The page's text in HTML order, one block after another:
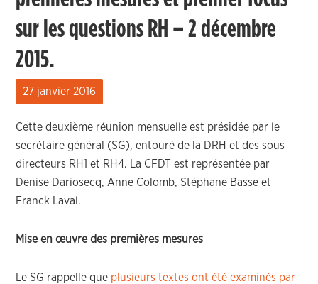
sur les questions RH – 2 décembre
2015.
27 janvier 2016
Cette deuxième réunion mensuelle est présidée par le
secrétaire général (SG), entouré de la DRH et des sous
directeurs RH1 et RH4. La CFDT est représentée par
Denise Dariosecq, Anne Colomb, Stéphane Basse et
Franck Laval.
Mise en œuvre des premières mesures
Le SG rappelle que plusieurs textes ont été examinés par